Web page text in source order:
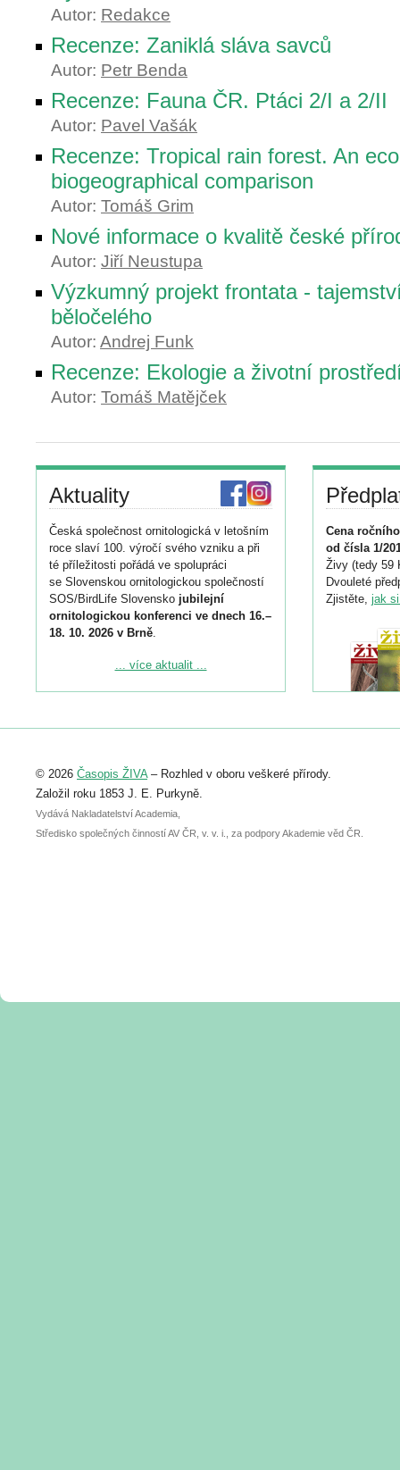
Autor: Redakce
Recenze: Zaniklá sláva savců
Autor: Petr Benda
Recenze: Fauna ČR. Ptáci 2/I a 2/II
Autor: Pavel Vašák
Recenze: Tropical rain forest. An
biogeographical comparison
Autor: Tomáš Grim
Nové informace o kvalitě české
Autor: Jiří Neustupa
Výzkumný projekt frontata -
běločelého
Autor: Andrej Funk
Recenze: Ekologie a životní
Autor: Tomáš Matějček
Aktuality
Česká společnost ornitologická v letošním
roce slaví 100. výročí svého vzniku a při
té příležitosti pořádá ve spolupráci
se Slovenskou ornitologickou společností
SOS/BirdLife Slovensko jubilejní
ornitologickou konferenci ve dnech 16.–
18. 10. 2026 v Brně.
Podrobnější informace ke konferenci
Registrovat se můžete do 6. září.
abstraktu přihlášené přednášky nebo
posteru je už 30. června.
... více aktualit ...
Cena
od čísla 1/
Živy (tedy 59
Dvouleté
Zjistěte, jak
© 2026 Časopis ŽIVA– Rozhled v oboru veškeré přírody.
Založil roku 1853 J. E. Purkyně.
Vydává Nakladatelství Academia,
Středisko společných činností AV ČR, v. v. i., za podpory Akademie věd ČR.